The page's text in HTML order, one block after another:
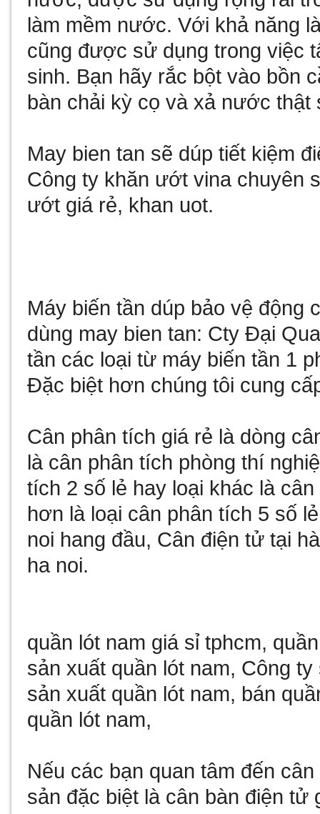
làm mềm nước. Với khả năng
cũng được sử dụng trong việc
sinh. Bạn hãy rắc bột vào bồn
bàn chải kỳ cọ và xả nước thật
May bien tan sẽ dúp tiết kiệm
Công ty khăn ướt vina chuyên
ướt giá rẻ, khan uot.
Máy biến tần dúp bảo vệ động
dùng may bien tan: Cty Đại
tần các loại từ máy biến tần 1
Đặc biệt hơn chúng tôi cung
Cân phân tích giá rẻ là dòng
là cân phân tích phòng thí
tích 2 số lẻ hay loại khác là cân
hơn là loại cân phân tích 5 số lẻ
noi hang đầu, Cân điện tử tại
ha noi.
quần lót nam giá sỉ tphcm,
sản xuất quần lót nam, Công ty
sản xuất quần lót nam, bán
quần lót nam,
Nếu các bạn quan tâm đến cân
sản đặc biệt là cân bàn điện tử